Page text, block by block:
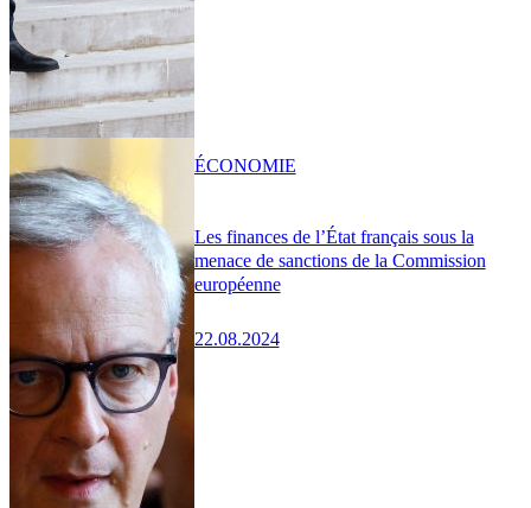
Les finances de l’État français sous la
menace de sanctions de la Commission
européenne
22.08.2024
ÉCONOMIE